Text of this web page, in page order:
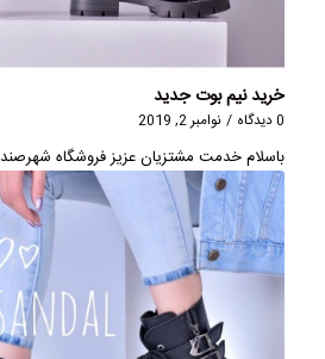
خرید نیم بوت جدید
0 دیدگاه / نوامبر 2, 2019
باسلام خدمت مشتزیان عزیز فروشگاه